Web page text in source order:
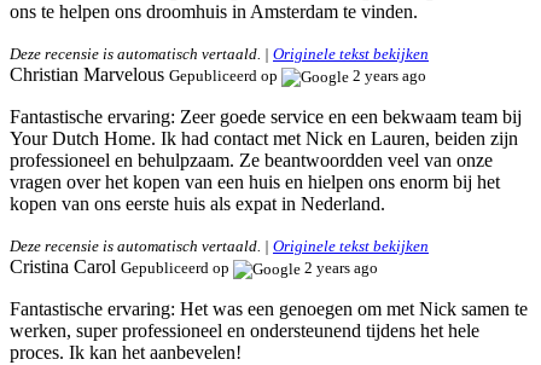
ons te helpen ons droomhuis in Amsterdam te vinden.
Deze recensie is automatisch vertaald. | Originele tekst bekijken
Christian Marvelous Gepubliceerd op 2 years ago
Fantastische ervaring: Zeer goede service en een bekwaam team bij
Your Dutch Home. Ik had contact met Nick en Lauren, beiden zijn
professioneel en behulpzaam. Ze beantwoordden veel van onze
vragen over het kopen van een huis en hielpen ons enorm bij het
kopen van ons eerste huis als expat in Nederland.
Deze recensie is automatisch vertaald. | Originele tekst bekijken
Cristina Carol Gepubliceerd op 2 years ago
Fantastische ervaring: Het was een genoegen om met Nick samen te
werken, super professioneel en ondersteunend tijdens het hele
proces. Ik kan het aanbevelen!